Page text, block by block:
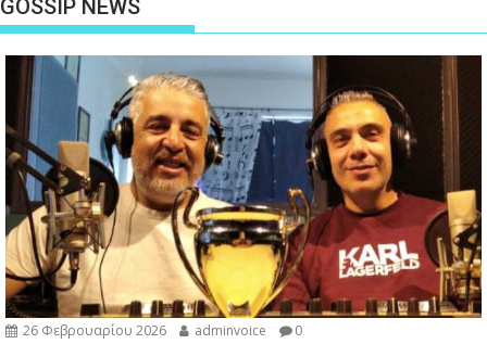
GOSSIP NEWS
26 Φεβρουαρίου 2026 adminvoice 0